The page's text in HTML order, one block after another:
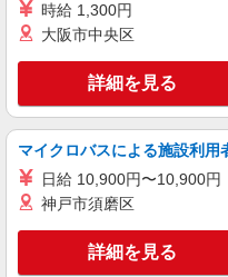
時給 1,300円
大阪市中央区
詳細を見る
マイクロバスによる施設利用
日給 10,900円〜10,900円
神戸市須磨区
詳細を見る